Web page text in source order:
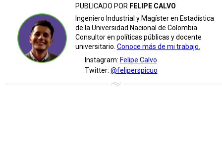
PUBLICADO POR FELIPE CALVO
Ingeniero Industrial y Magíster en Estadística
de la Universidad Nacional de Colombia.
Consultor en políticas públicas y docente
universitario. Conoce más de mi trabajo.
Instagram: Felipe Calvo
Twitter: @feliperspicuo